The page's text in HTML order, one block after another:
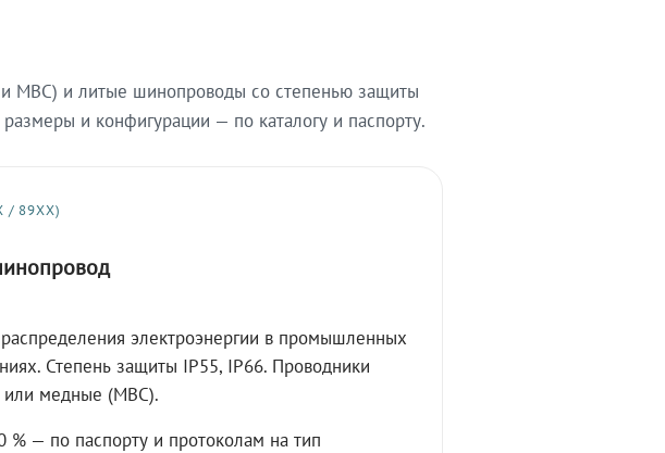
МВС) и литые шинопроводы со степенью защиты
и конфигурации — по каталогу и паспорту.
/ 89XX)
электроэнергии в промышленных
Степень защиты IP55, IP66. Проводники
медные (МВС).
% — по паспорту и протоколам на тип